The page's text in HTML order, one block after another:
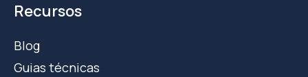
Recursos
Blog
Guias técnicas